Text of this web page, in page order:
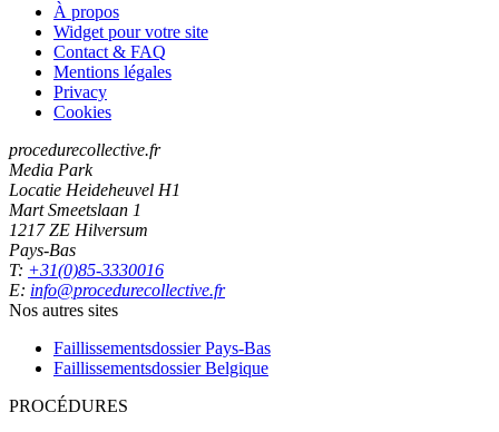
À propos
Widget pour votre site
Contact & FAQ
Mentions légales
Privacy
Cookies
procedurecollective.fr
Media Park
Locatie Heideheuvel H1
Mart Smeetslaan 1
1217 ZE Hilversum
Pays-Bas
T: +31(0)85-3330016
E: info@procedurecollective.fr
Nos autres sites
Faillissementsdossier Pays-Bas
Faillissementsdossier Belgique
PROCÉDURES